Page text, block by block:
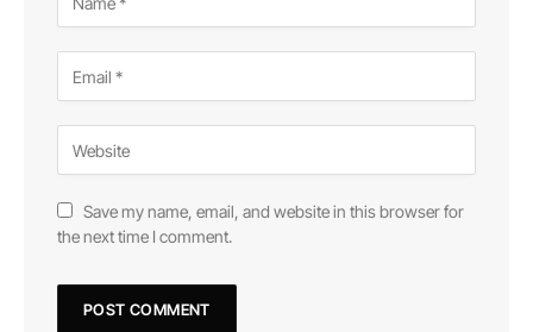
Save my name, email, and website in this browser for
the next time I comment.